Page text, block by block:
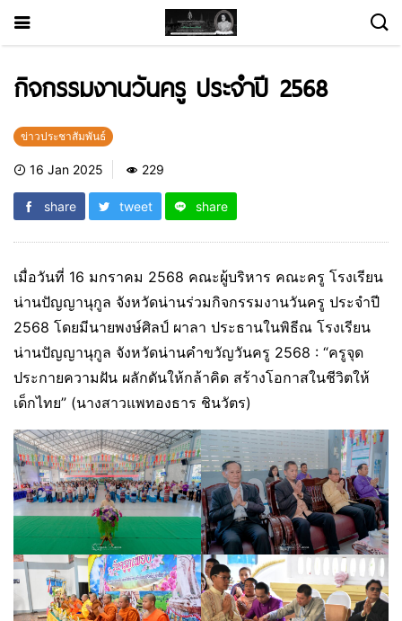
กิจกรรมงานวันครู ประจำปี 2568
ข่าวประชาสัมพันธ์
16 Jan 2025 229
share tweet share
เมื่อวันที่ 16 มกราคม 2568 คณะผู้บริหาร คณะครู โรงเรียน
น่านปัญญานุกูล จังหวัดน่านร่วมกิจกรรมงานวันครู ประจำปี
2568 โดยมีนายพงษ์ศิลป์ ผาลา ประธานในพิธีณ โรงเรียน
น่านปัญญานุกูล จังหวัดน่านคำขวัญวันครู 2568 : “ครูจุด
ประกายความฝัน ผลักดันให้กล้าคิด สร้างโอกาสในชีวิตให้
เด็กไทย” (นางสาวแพทองธาร ชินวัตร)